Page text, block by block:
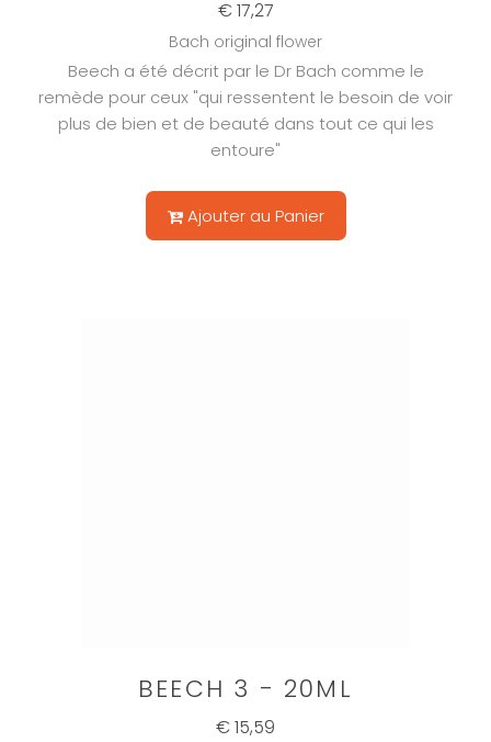
€ 17,27
Bach original flower
Beech a été décrit par le Dr Bach comme le
remède pour ceux "qui ressentent le besoin de voir
plus de bien et de beauté dans tout ce qui les
entoure"
Ajouter au Panier
BEECH 3 - 20ML
€ 15,59